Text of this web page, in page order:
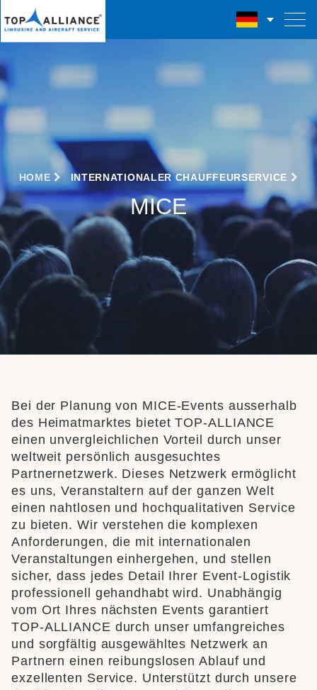
HOME INTERNATIONALER CHAUFFEURSERVICE
MICE
Bei der Planung von MICE-Events ausserhalb
des Heimatmarktes bietet TOP-ALLIANCE
einen unvergleichlichen Vorteil durch unser
weltweit persönlich ausgesuchtes
Partnernetzwerk. Dieses Netzwerk ermöglicht
es uns, Veranstaltern auf der ganzen Welt
einen nahtlosen und hochqualitativen Service
zu bieten. Wir verstehen die komplexen
Anforderungen, die mit internationalen
Veranstaltungen einhergehen, und stellen
sicher, dass jedes Detail Ihrer Event-Logistik
professionell gehandhabt wird. Unabhängig
vom Ort Ihres nächsten Events garantiert
TOP-ALLIANCE durch unser umfangreiches
und sorgfältig ausgewähltes Netzwerk an
Partnern einen reibungslosen Ablauf und
exzellenten Service. Unterstützt durch unsere